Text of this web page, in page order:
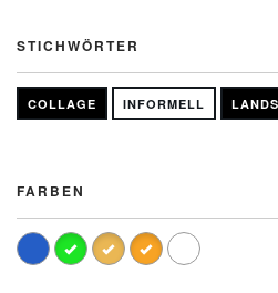
STICHWÖRTER
COLLAGE INFORMELL
FARBEN